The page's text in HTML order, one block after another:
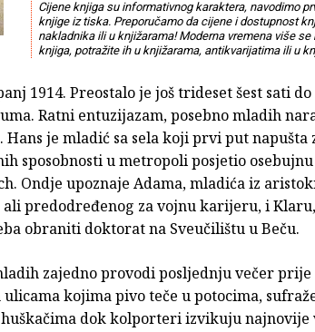
Cijene knjiga su informativnog karaktera, navodimo
knjige iz tiska. Preporučamo da cijene i dostupnost
nakladnika ili u knjižarama! Moderna vremena više se
knjiga, potražite ih u knjižarama, antikvarijatima ili u
1914. Preostalo je još trideset šest sati
Ratni entuzijazam, posebno mladih
Hans je mladić sa sela koji prvi put napušta
sposobnosti u metropoli posjetio
Ondje upoznaje Adama, mladića iz
ali predodređenog za vojnu karijeru, i
obraniti doktorat na Sveučilištu u Beču.
zajedno provodi posljednju večer
kojima pivo teče u potocima,
dok kolporteri izvikuju